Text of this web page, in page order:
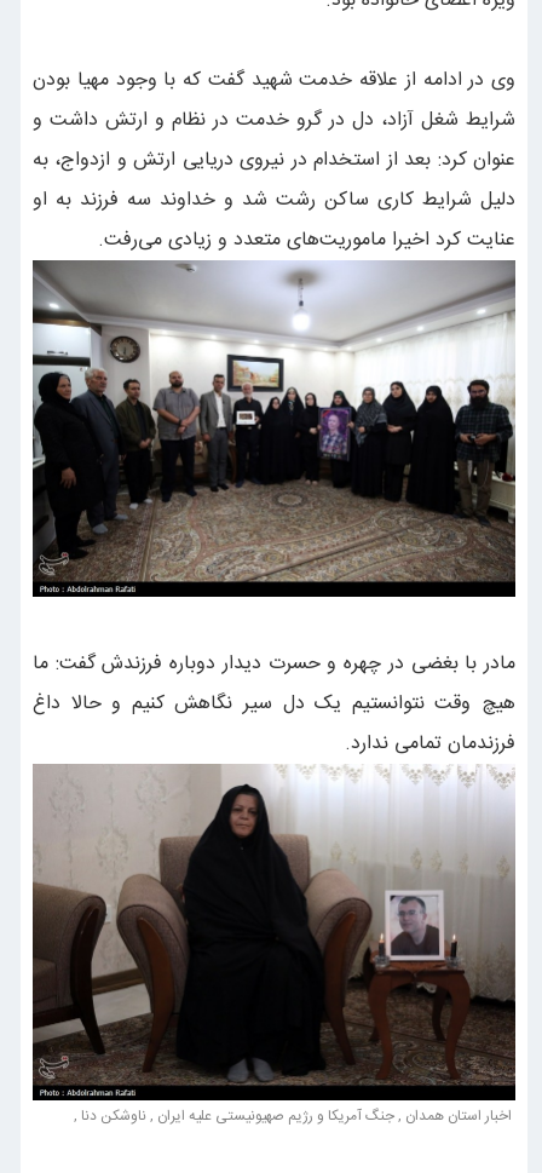
وی در ادامه از علاقه خدمت شهید گفت که با وجود مهیا بودن
شرایط شغل آزاد، دل در گرو خدمت در نظام و ارتش داشت و
عنوان کرد: بعد از استخدام در نیروی دریایی ارتش و ازدواج، به
دلیل شرایط کاری ساکن رشت شد و خداوند سه فرزند به او
عنایت کرد اخیرا ماموریت‌های متعدد و زیادی می‌رفت.
مادر با بغضی در چهره و حسرت دیدار دوباره فرزندش گفت: ما
هیچ وقت نتوانستیم یک دل سیر نگاهش کنیم و حالا داغ
فرزندمان تمامی ندارد.
اخبار استان همدان , جنگ آمریکا و رژیم صهیونیستی علیه ایران , ناوشکن دنا ,